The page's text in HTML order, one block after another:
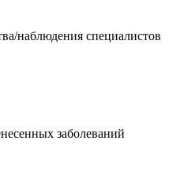
наблюдения специалистов
заболеваний